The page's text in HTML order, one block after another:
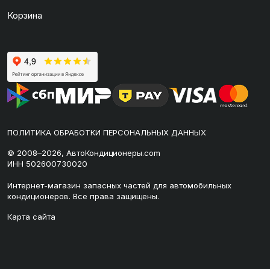
Корзина
ПОЛИТИКА ОБРАБОТКИ ПЕРСОНАЛЬНЫХ ДАННЫХ
© 2008–2026, АвтоКондиционеры.com
ИНН 502600730020
Интернет-магазин запасных частей для автомобильных
кондиционеров. Все права защищены.
Карта сайта